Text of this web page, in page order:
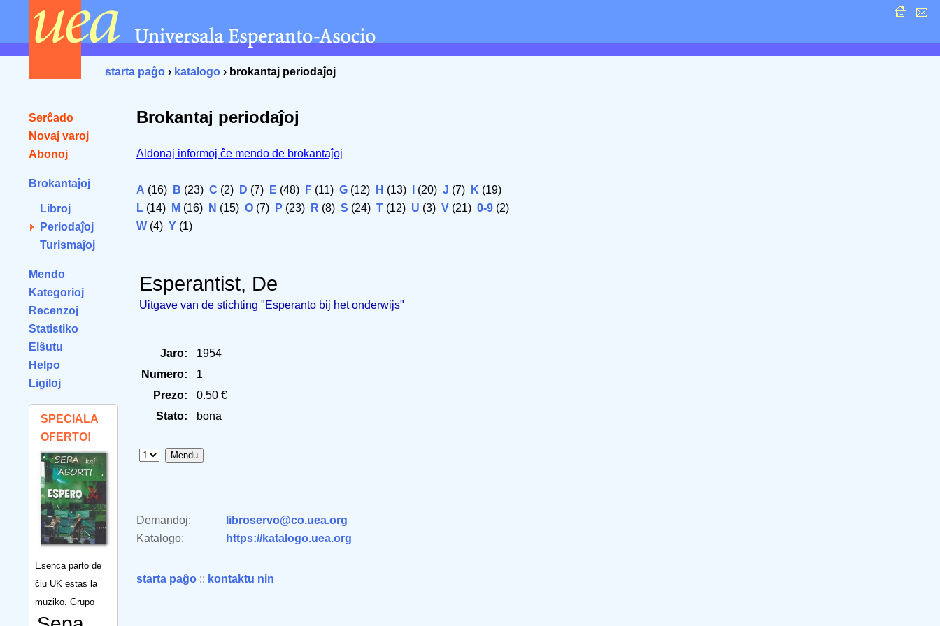
starta paĝo › katalogo › brokantaj periodaĵoj
Serĉado
Novaj varoj
Abonoj
Brokantaĵoj
Libroj
Periodaĵoj
Turismaĵoj
Mendo
Kategorioj
Recenzoj
Statistiko
Elŝutu
Helpo
Ligiloj
SPECIALA
OFERTO!
Esenca parto de
ĉiu UK estas la
muziko. Grupo
Brokantaj periodaĵoj
Aldonaj informoj ĉe mendo de brokantaĵoj
A (16) B (23) C (2) D (7) E (48) F (11) G (12) H (13) (20) J (7) K (19)
L (14) M (16) N (15) O (7) P (23) R (8) S (24) T (12) U (3) V (21) 0-9 (2)
W (4) Y (1)
Esperantist, De
Uitgave van de stichting "Esperanto bij het onderwijs"
Jaro:
1954
Numero:
1
Prezo:
0.50 €
Stato:
bona
Demandoj:
libroservo@co.uea.org
Katalogo:
https://katalogo.uea.org
starta paĝo :: kontaktu nin